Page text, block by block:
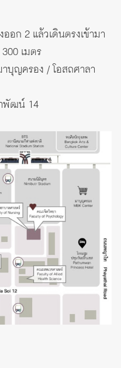
อก 2 แล้วเดินตรงเข้ามา
เมตร
บุญครอง / โอสถศาลา
พัฒน์ 14